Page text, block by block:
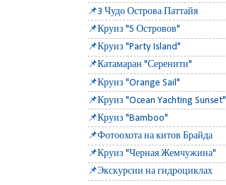
📌3 Чудо Острова Паттайя
📌Круиз "5 Островов"
📌Круиз "Party Island"
📌Катамаран "Серенити"
📌Круиз "Orange Sail"
📌Круиз "Ocean Yachting Sunset"
📌Круиз "Bamboo"
📌Фотоохота на китов Брайда
📌Круиз "Черная Жемчужина"
📌Экскурсии на гидроциклах